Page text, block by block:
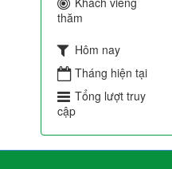
thăm
Hôm nay
Tháng hiện tại
Tổng lượt truy
cập